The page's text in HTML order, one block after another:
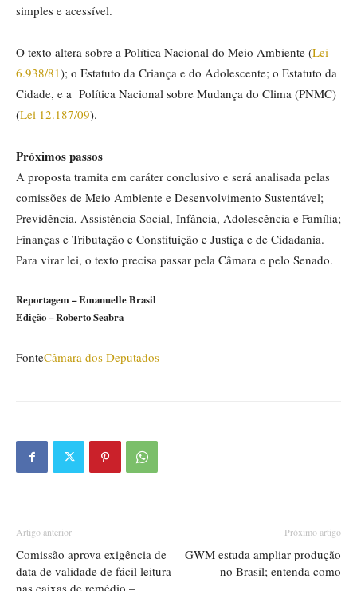
simples e acessível.
O texto altera sobre a Política Nacional do Meio Ambiente (Lei
6.938/81); o Estatuto da Criança e do Adolescente; o Estatuto da
Cidade, e a Política Nacional sobre Mudança do Clima (PNMC)
(Lei 12.187/09).
Próximos passos
A proposta tramita em caráter conclusivo e será analisada pelas
comissões de Meio Ambiente e Desenvolvimento Sustentável;
Previdência, Assistência Social, Infância, Adolescência e Família;
Finanças e Tributação e Constituição e Justiça e de Cidadania.
Para virar lei, o texto precisa passar pela Câmara e pelo Senado.
Reportagem – Emanuelle Brasil
Edição – Roberto Seabra
FonteCâmara dos Deputados
Artigo anterior
Comissão aprova exigência de
data de validade de fácil leitura
Próximo artigo
GWM estuda ampliar produção
no Brasil; entenda como